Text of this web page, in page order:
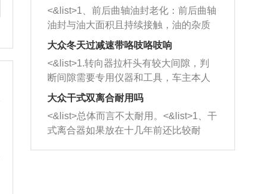
西取出来。但如果是因为积碳过多引起
的堵塞，就需要将三元催化器泡在草酸
洗剂对堵塞的情况得到解决，将清洗剂
放在燃油箱中，与燃油混合后，车辆启
动时，就可以和汽油一起进入到燃烧
室，最后形成废气排出，就可以让三元
催化器得到清洗，排气管堵塞的情况就
能够得到解决。
一圈半的练习，往右同样也要打相同的
圈数。 <&list>3、最后强调要反复练
习，这样就可以形成肌肉记忆，在真实
驾驶车辆时，不需要记忆也能打好方
向。
<&list>1、前后曲轴油封老化：前后曲轴
油封与油大面积且持续接触，油的杂质
和发动机内持续温度变化使其密封效果
逐渐减弱，导致渗油或漏油。<&list>2、
活塞间隙过大：积碳会使活塞环与缸体
的间隙扩大，导致机油流入燃烧室中，
造成烧机油。<&list>3、机油粘度。使用
机油粘度过小的话，同样会有烧机油现
象，机油粘度过小具有很好的流动性，
大众冬天过减速带咯吱咯吱响
<&list>1.转向器拉杆头有较大间隙，判
断间隙需要专用仪器和工具，车主本人
无法制作，需要将车辆送到修理厂或4s
店；<&list>2.车辆半轴套管防尘罩破
裂，破裂后会出现漏油现象，使半轴磨
损严重，磨损的半轴容易损坏，产生异
响；<&list>3.稳定器的转向胶套和球头
大众干式双离合耐用吗
<&list>总体而言不太耐用。<&list>1、干
式离合器如果放在十几年前还比较耐